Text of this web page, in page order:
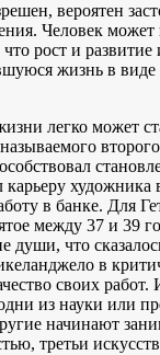
вероятен
Человек может
рост и
жизнь в
легко может
художника
в банке. Для
между 37 и 39
души, что
в
своих
из науки или
начинают
третьи